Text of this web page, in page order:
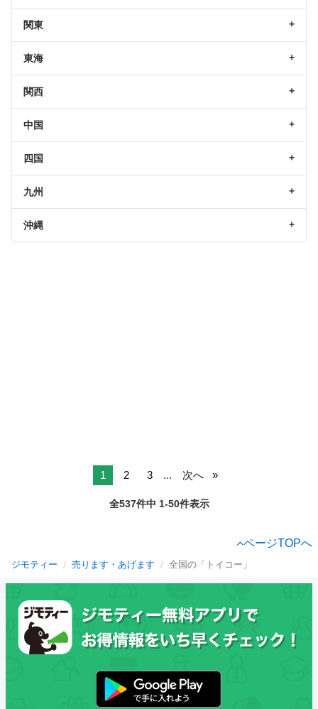
関東
東海
関西
中国
四国
九州
沖縄
1 2 3 ... 次へ
全537件中 1-50件表示
ページTOPへ
ジモティー 売ります・あげます 全国の「トイコー」